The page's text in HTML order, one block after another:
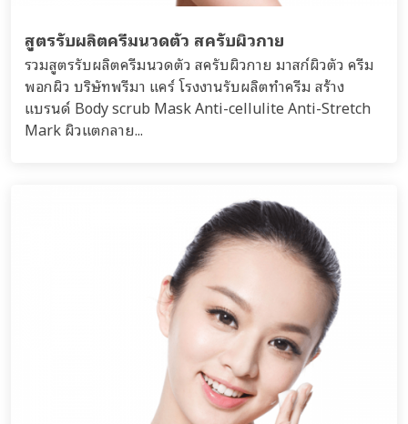
สูตรรับผลิตครีมนวดตัว สครับผิวกาย
รวมสูตรรับผลิตครีมนวดตัว สครับผิวกาย มาสก์ผิวตัว ครีม
พอกผิว บริษัทพรีมา แคร์ โรงงานรับผลิตทำครีม สร้าง
แบรนด์ Body scrub Mask Anti-cellulite Anti-Stretch
Mark ผิวแตกลาย...